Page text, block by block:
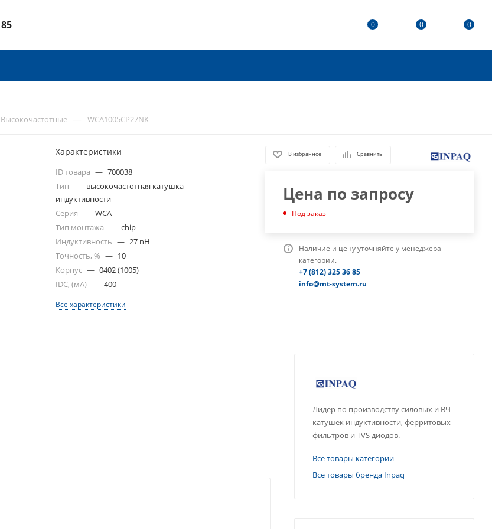
0 0 0
Высокочастотные — WCA1005CP27NK
Характеристики
ID товара — 700038
Тип — высокочастотная катушка
индуктивности
Серия — WCA
Тип монтажа — chip
Индуктивность — 27 nH
Точность, % — 10
Корпус — 0402 (1005)
IDC, (мА) — 400
Все характеристики
В избранное Сравнить
Цена по запросу
Под заказ
Наличие и цену уточняйте у менеджера
категории.
+7 (812) 325 36 85
info@mt-system.ru
Лидер по производству силовых и ВЧ
катушек индуктивности, ферритовых
фильтров и TVS диодов.
Все товары категории
Все товары бренда Inpaq